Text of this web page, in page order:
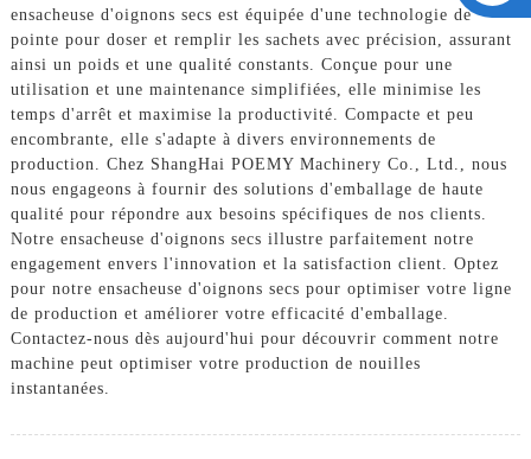
ensacheuse d'oignons secs est équipée d'une technologie de
pointe pour doser et remplir les sachets avec précision, assurant
ainsi un poids et une qualité constants. Conçue pour une
utilisation et une maintenance simplifiées, elle minimise les
temps d'arrêt et maximise la productivité. Compacte et peu
encombrante, elle s'adapte à divers environnements de
production. Chez ShangHai POEMY Machinery Co., Ltd., nous
nous engageons à fournir des solutions d'emballage de haute
qualité pour répondre aux besoins spécifiques de nos clients.
Notre ensacheuse d'oignons secs illustre parfaitement notre
engagement envers l'innovation et la satisfaction client. Optez
pour notre ensacheuse d'oignons secs pour optimiser votre ligne
de production et améliorer votre efficacité d'emballage.
Contactez-nous dès aujourd'hui pour découvrir comment notre
machine peut optimiser votre production de nouilles
instantanées.